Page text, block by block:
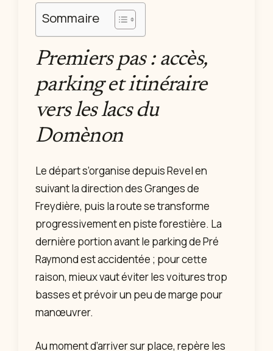
Sommaire
Premiers pas : accès,
parking et itinéraire
vers les lacs du
Domènon
Le départ s’organise depuis Revel en
suivant la direction des Granges de
Freydière, puis la route se transforme
progressivement en piste forestière. La
dernière portion avant le parking de Pré
Raymond est accidentée ; pour cette
raison, mieux vaut éviter les voitures trop
basses et prévoir un peu de marge pour
manœuvrer.
Au moment d’arriver sur place, repère les